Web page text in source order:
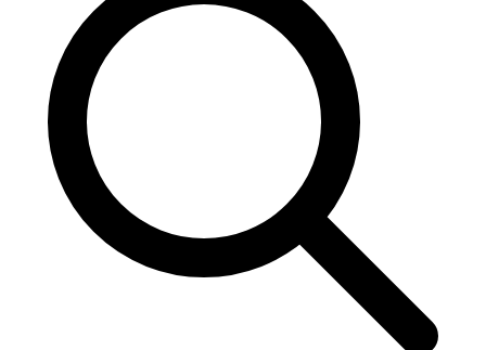
Live Scores
Spielplan
Teams
Tabelle
Football Regeln